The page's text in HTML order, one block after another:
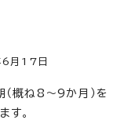
月17日
概ね8～9か月）を
す。